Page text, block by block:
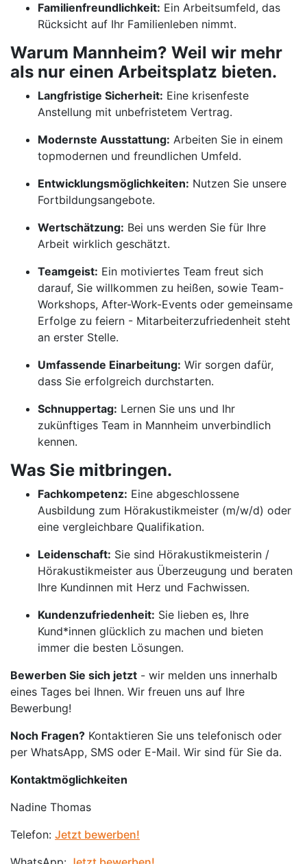
Familienfreundlichkeit: Ein Arbeitsumfeld, das
Rücksicht auf Ihr Familienleben nimmt.
Warum Mannheim? Weil wir mehr
als nur einen Arbeitsplatz bieten.
Langfristige Sicherheit: Eine krisenfeste
Anstellung mit unbefristetem Vertrag.
Modernste Ausstattung: Arbeiten Sie in einem
topmodernen und freundlichen Umfeld.
Entwicklungsmöglichkeiten: Nutzen Sie unsere
Fortbildungsangebote.
Wertschätzung: Bei uns werden Sie für Ihre
Arbeit wirklich geschätzt.
Teamgeist: Ein motiviertes Team freut sich
darauf, Sie willkommen zu heißen, sowie Team-
Workshops, After-Work-Events oder gemeinsame
Erfolge zu feiern - Mitarbeiterzufriedenheit steht
an erster Stelle.
Umfassende Einarbeitung: Wir sorgen dafür,
dass Sie erfolgreich durchstarten.
Schnuppertag: Lernen Sie uns und Ihr
zukünftiges Team in Mannheim unverbindlich
kennen.
Was Sie mitbringen.
Fachkompetenz: Eine abgeschlossene
Ausbildung zum Hörakustikmeister (m/w/d) oder
eine vergleichbare Qualifikation.
Leidenschaft: Sie sind Hörakustikmeisterin /
Hörakustikmeister aus Überzeugung und beraten
Ihre Kundinnen mit Herz und Fachwissen.
Kundenzufriedenheit: Sie lieben es, Ihre
Kund*innen glücklich zu machen und bieten
immer die besten Lösungen.
Bewerben Sie sich jetzt - wir melden uns innerhalb
eines Tages bei Ihnen. Wir freuen uns auf Ihre
Bewerbung!
Noch Fragen? Kontaktieren Sie uns telefonisch oder
per WhatsApp, SMS oder E-Mail. Wir sind für Sie da.
Kontaktmöglichkeiten
Nadine Thomas
Telefon: Jetzt bewerben!